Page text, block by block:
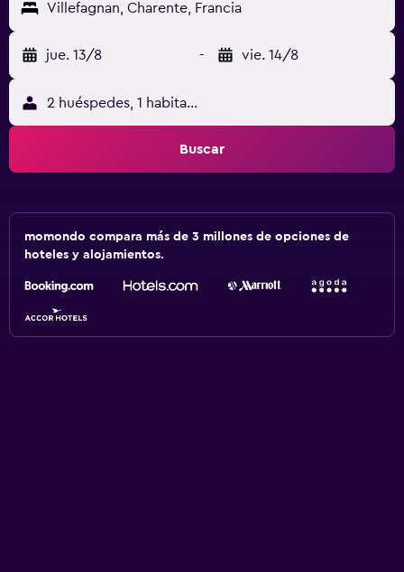
Villefagnan, Charente, Francia
jue. 13/8 - vie. 14/8
2 huéspedes, 1 habitación
Buscar
momondo compara más de 3 millones de opciones de
hoteles y alojamientos.